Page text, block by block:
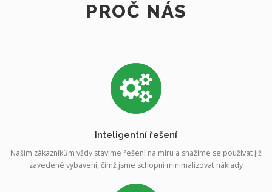
PROČ NÁS
Inteligentní řešení
Našim zákazníkům vždy stavíme řešení na míru a snažíme se používat již
zavedené vybavení, čímž jsme schopni minimalizovat náklady